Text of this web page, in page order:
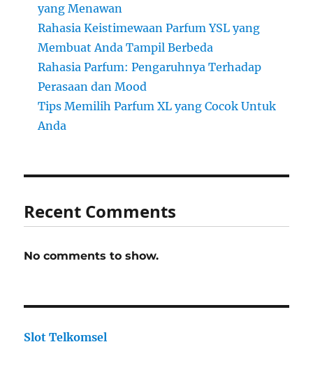
yang Menawan
Rahasia Keistimewaan Parfum YSL yang
Membuat Anda Tampil Berbeda
Rahasia Parfum: Pengaruhnya Terhadap
Perasaan dan Mood
Tips Memilih Parfum XL yang Cocok Untuk
Anda
Recent Comments
No comments to show.
Slot Telkomsel